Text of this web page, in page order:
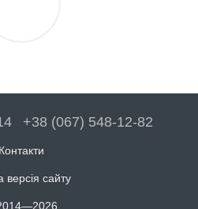
+38 (067) 548-12-82
Контакти
версія сайту